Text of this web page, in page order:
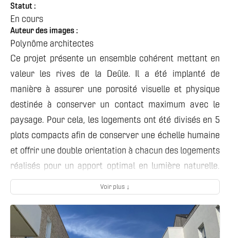
Ce projet présente un ensemble cohérent mettant en
valeur les rives de la Deûle. Il a été implanté de
manière à assurer une porosité visuelle et physique
destinée à conserver un contact maximum avec le
paysage. Pour cela, les logements ont été divisés en 5
plots compacts afin de conserver une échelle humaine
et offrir une double orientation à chacun des logements
réalisés pour un apport optimal en lumière naturelle.
Les modulations de hauteur (entre 3 et 5 niveaux) des 5
plots compacts offrent une skyline variée permettant
de réduire l’impact visuel des bâtiments dans le
paysage. Afin de créer une cohérence générale entre
Voir plus ↓
Statut :
En cours
Auteur des images :
Polynôme architectes